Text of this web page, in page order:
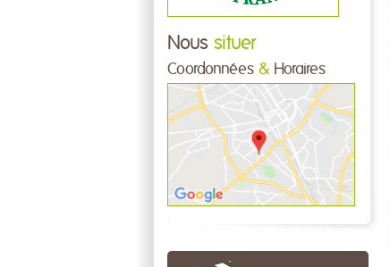
Nous situer
Coordonnées & Horaires